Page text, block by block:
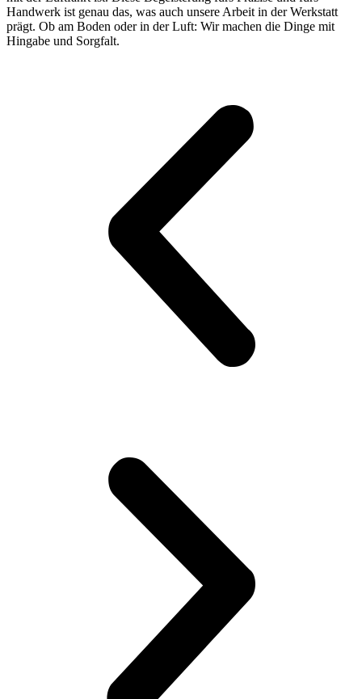
Handwerk ist genau das, was auch unsere Arbeit in der Werkstatt
prägt. Ob am Boden oder in der Luft: Wir machen die Dinge mit
Hingabe und Sorgfalt.